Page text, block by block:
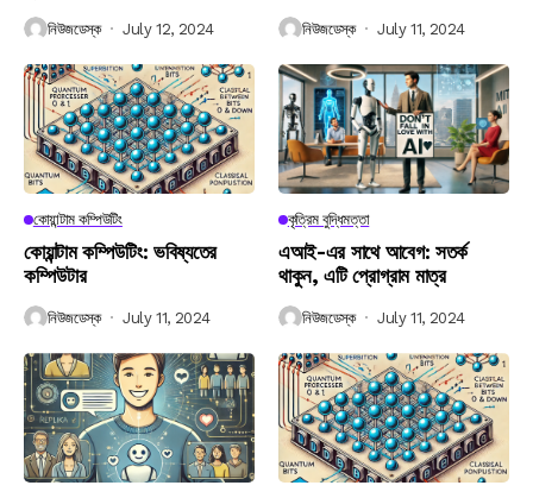
নিউজডেস্ক July 12, 2024 নিউজডেস্ক July 11, 2024
কোয়ান্টাম কম্পিউটিং
কোয়ান্টাম কম্পিউটিং: ভবিষ্যতের
কম্পিউটার
নিউজডেস্ক July 11, 2024
কৃত্রিম বুদ্ধিমত্তা
এআই-এর সাথে আবেগ: সতর্ক
থাকুন, এটি প্রোগ্রাম মাত্র
নিউজডেস্ক July 11, 2024